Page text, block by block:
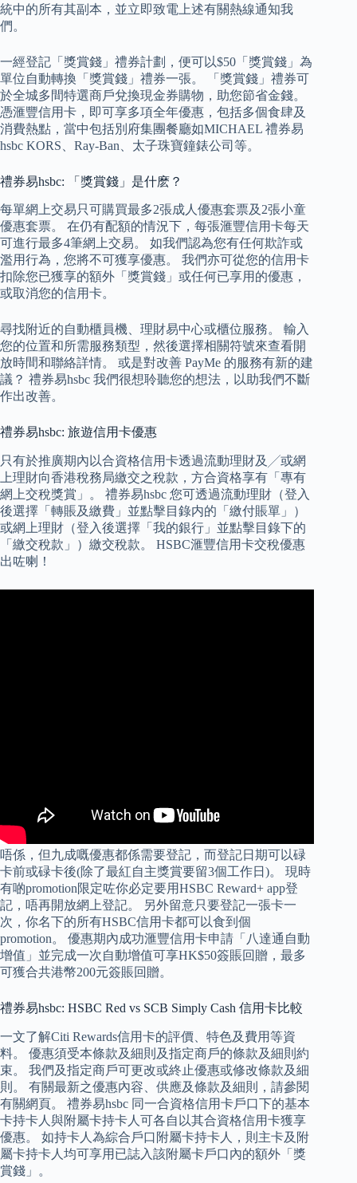
統中的所有其副本，並立即致電上述有關熱線通知我
們。
一經登記「獎賞錢」禮券計劃，便可以$50「獎賞錢」為
單位自動轉換「獎賞錢」禮券一張。 「獎賞錢」禮券可
於全城多間特選商戶兌換現金券購物，助您節省金錢。
憑滙豐信用卡，即可享多項全年優惠，包括多個食肆及
消費熱點，當中包括別府集團餐廳如MICHAEL 禮券易
hsbc KORS、Ray-Ban、太子珠寶鐘錶公司等。
禮券易hsbc: 「獎賞錢」是什麽？
每單網上交易只可購買最多2張成人優惠套票及2張小童
優惠套票。 在仍有配額的情況下，每張滙豐信用卡每天
可進行最多4筆網上交易。 如我們認為您有任何欺詐或
濫用行為，您將不可獲享優惠。 我們亦可從您的信用卡
扣除您已獲享的額外「獎賞錢」或任何已享用的優惠，
或取消您的信用卡。
尋找附近的自動櫃員機、理財易中心或櫃位服務。 輸入
您的位置和所需服務類型，然後選擇相關符號來查看開
放時間和聯絡詳情。 或是對改善 PayMe 的服務有新的建
議？ 禮券易hsbc 我們很想聆聽您的想法，以助我們不斷
作出改善。
禮券易hsbc: 旅遊信用卡優惠
只有於推廣期內以合資格信用卡透過流動理財及╱或網
上理財向香港稅務局繳交之稅款，方合資格享有「專有
網上交稅獎賞」。 禮券易hsbc 您可透過流動理財（登入
後選擇「轉賬及繳費」並點擊目錄内的「繳付賬單」）
或網上理財（登入後選擇「我的銀行」並點擊目錄下的
「繳交稅款」）繳交稅款。 HSBC滙豐信用卡交稅優惠
出咗喇！
唔係，但九成嘅優惠都係需要登記，而登記日期可以碌
卡前或碌卡後(除了最紅自主獎賞要留3個工作日)。 現時
有啲promotion限定咗你必定要用HSBC Reward+ app登
記，唔再開放網上登記。 另外留意只要登記一張卡一
次，你名下的所有HSBC信用卡都可以食到個
promotion。 優惠期內成功滙豐信用卡申請「八達通自動
增值」並完成一次自動增值可享HK$50簽賬回贈，最多
可獲合共港幣200元簽賬回贈。
禮券易hsbc: HSBC Red vs SCB Simply Cash 信用卡比較
一文了解Citi Rewards信用卡的評價、特色及費用等資
料。 優惠須受本條款及細則及指定商戶的條款及細則約
束。 我們及指定商戶可更改或終止優惠或修改條款及細
則。 有關最新之優惠內容、供應及條款及細則，請參閱
有關網頁。 禮券易hsbc 同一合資格信用卡戶口下的基本
卡持卡人與附屬卡持卡人可各自以其合資格信用卡獲享
優惠。 如持卡人為綜合戶口附屬卡持卡人，則主卡及附
屬卡持卡人均可享用已誌入該附屬卡戶口內的額外「獎
賞錢」。